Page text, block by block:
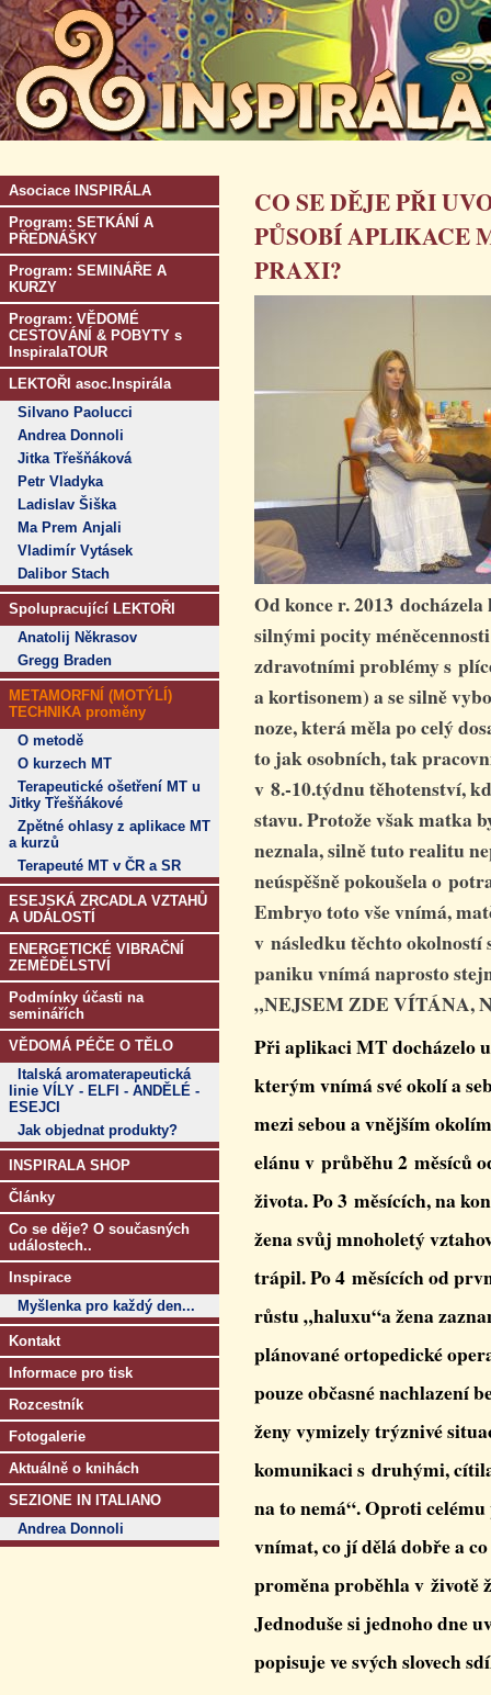
Asociace INSPIRÁLA
Program: SETKÁNÍ A
PŘEDNÁŠKY
Program: SEMINÁŘE A
KURZY
Program: VĚDOMÉ
CESTOVÁNÍ & POBYTY s
InspiralaTOUR
LEKTOŘI asoc.Inspirála
Silvano Paolucci
Andrea Donnoli
Jitka Třešňáková
Petr Vladyka
Ladislav Šiška
Ma Prem Anjali
Vladimír Vytásek
Dalibor Stach
Spolupracující LEKTOŘI
Anatolij Někrasov
Gregg Braden
METAMORFNÍ (MOTÝLÍ)
TECHNIKA proměny
O metodě
O kurzech MT
Terapeutické ošetření MT u
Jitky Třešňákové
Zpětné ohlasy z aplikace MT
a kurzů
Terapeuté MT v ČR a SR
ESEJSKÁ ZRCADLA VZTAHŮ
A UDÁLOSTÍ
ENERGETICKÉ VIBRAČNÍ
ZEMĚDĚLSTVÍ
Podmínky účasti na
seminářích
VĚDOMÁ PÉČE O TĚLO
Italská aromaterapeutická
linie VÍLY - ELFI - ANDĚLÉ -
ESEJCI
Jak objednat produkty?
INSPIRALA SHOP
Články
Co se děje? O současných
událostech..
Inspirace
Myšlenka pro každý den...
Kontakt
Informace pro tisk
Rozcestník
Fotogalerie
Aktuálně o knihách
SEZIONE IN ITALIANO
Andrea Donnoli
CO SE DĚJE PŘI
PŮSOBÍ APLIKACE
PRAXI?
Od konce r. 2013
silnými pocity
zdravotními problémy s
a kortisonem) a se silně
noze, která měla po celý
to jak osobních, tak
v 8.-10.týdnu těhotenství,
stavu. Protože však matka
neznala, silně tuto realitu
neúspěšně pokoušela o
Embryo toto vše vnímá,
v následku těchto okolností
paniku vnímá naprosto
„NEJSEM ZDE VÍTÁNA,
Při aplikaci MT docházelo
kterým vnímá své okolí a
mezi sebou a vnějším
elánu v průběhu 2 měsíců
života. Po 3 měsících, na
žena svůj mnoholetý
trápil. Po 4 měsících od
růstu „haluxu“a žena
plánované ortopedické
pouze občasné nachlazení
ženy vymizely trýznivé
komunikaci s druhými,
na to nemá“. Oproti
vnímat, co jí dělá dobře a
proměna proběhla v životě
Jednoduše si jednoho dne
popisuje ve svých slovech